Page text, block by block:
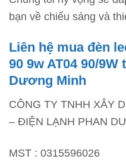
bạn về chiếu sáng và
Liên hệ mua đèn
90 9w AT04 90/
Dương Minh
CÔNG TY TNHH XÂY
– ĐIỆN LẠNH PHAN
MST : 0315596026